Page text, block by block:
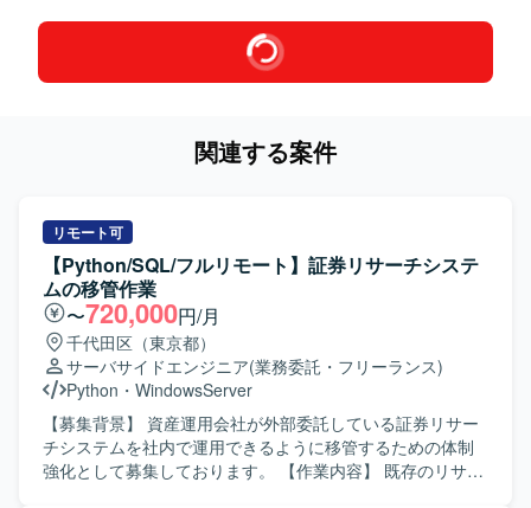
関連する案件
リモート可
【Python/SQL/フルリモート】証券リサーチシステ
ムの移管作業
〜720,000円/月
千代田区（東京都）
サーバサイドエンジニア(業務委託・フリーランス)
Python ・ WindowsServer
【募集背景】 資産運用会社が外部委託している証券リサー
チシステムを社内で運用できるように移管するための体制
強化として募集しております。 【作業内容】 既存のリサー